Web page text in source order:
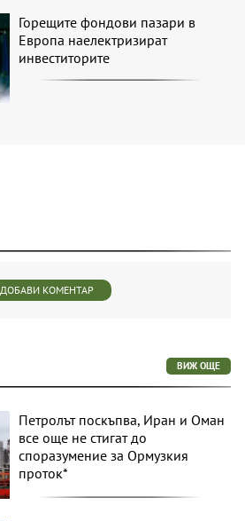
Горещите фондови пазари в
Европа наелектризират
инвеститорите
ДОБАВИ КОМЕНТАР
ВИЖ ОЩЕ
Петролът поскъпва, Иран и Оман
все още не стигат до
споразумение за Ормузкия
проток*